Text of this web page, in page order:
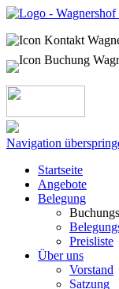
Navigation
Startseite
Angebote
Belegung
Preisliste
Über uns
Vorstand
Satzung